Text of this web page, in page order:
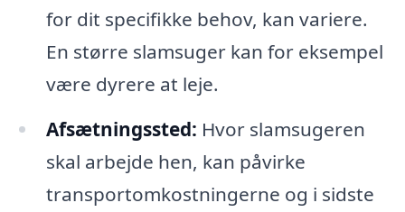
for dit specifikke behov, kan variere.
En større slamsuger kan for eksempel
være dyrere at leje.
Afsætningssted: Hvor slamsugeren
skal arbejde hen, kan påvirke
transportomkostningerne og i sidste